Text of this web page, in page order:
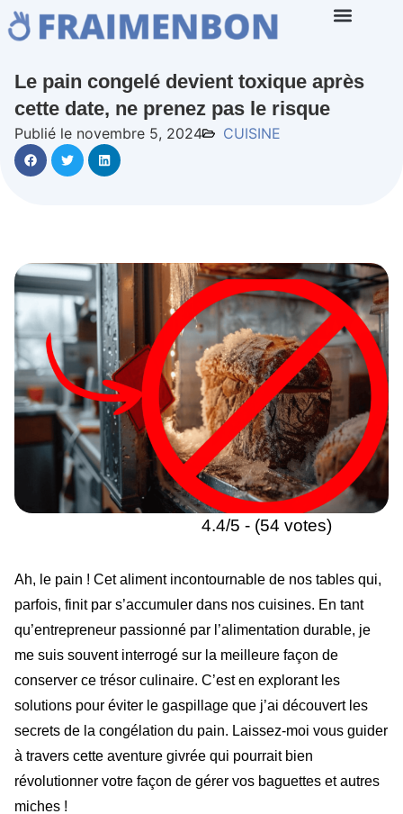
Le pain congelé devient toxique après
cette date, ne prenez pas le risque
Publié le novembre 5, 2024 CUISINE
4.4/5 - (54 votes)
Ah, le pain ! Cet aliment incontournable de nos tables qui,
parfois, finit par s’accumuler dans nos cuisines. En tant
qu’entrepreneur passionné par l’alimentation durable, je
me suis souvent interrogé sur la meilleure façon de
conserver ce trésor culinaire. C’est en explorant les
solutions pour éviter le gaspillage que j’ai découvert les
secrets de la congélation du pain. Laissez-moi vous guider
à travers cette aventure givrée qui pourrait bien
révolutionner votre façon de gérer vos baguettes et autres
miches !